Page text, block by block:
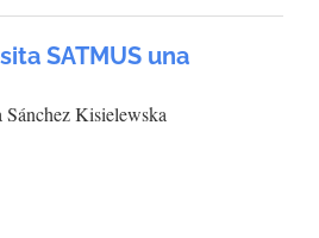
SATMUS una
Sánchez Kisielewska